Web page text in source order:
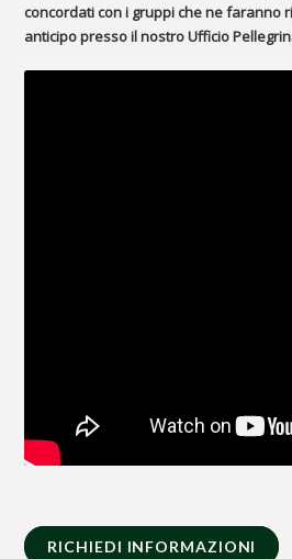
concordati con i gruppi che ne faranno
anticipo presso il nostro Ufficio
RICHIEDI INFORMAZIONI